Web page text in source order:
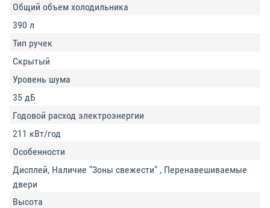
Общий объем холодильника
390 л
Тип ручек
Скрытый
Уровень шума
35 дБ
Годовой расход электроэнергии
211 кВт/год
Особенности
Дисплей, Наличие "Зоны свежести" , Перенавешиваемые
двери
Высота